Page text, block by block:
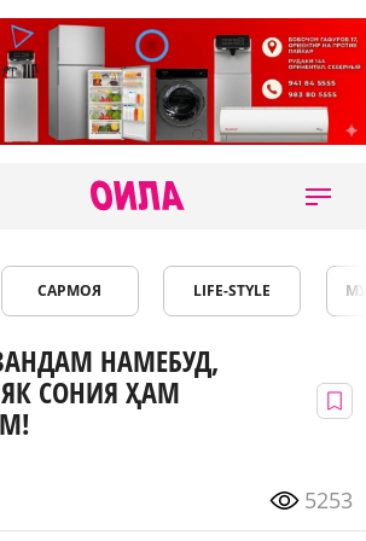
САРМОЯ LIFE-STYLE
НАМЕБУД,
СОНИЯ ҲАМ
5253